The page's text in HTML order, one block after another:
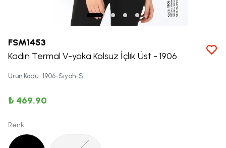
FSM1453
Kadın Termal V-yaka Kolsuz İçli̇k Üst - 1906
Ürün Kodu: 1906-Siyah-S
₺ 469.90
Renk